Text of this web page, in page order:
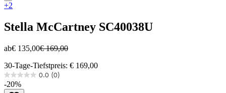
+2
Stella McCartney SC40038U
ab€ 135,00€ 169,00
30-Tage-Tiefstpreis: € 169,00
0.0 (0)
0.0
von
-20%